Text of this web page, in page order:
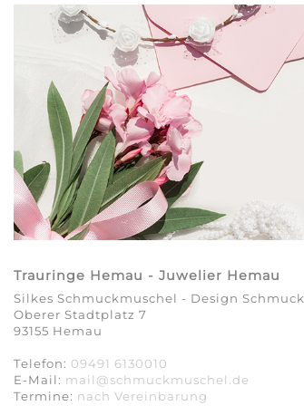
Trauringe Hemau - Juwelier Hemau
Silkes Schmuckmuschel - Design Schmuck
Oberer Stadtplatz 7
93155 Hemau
Telefon: 09491 6130010
E-Mail: mail@schmuckmuschel.de
Termine: nach Vereinbarung​​​​​​​